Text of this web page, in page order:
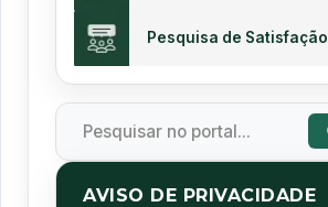
Pesquisa de Satisfação
AVISO DE PRIVACIDADE